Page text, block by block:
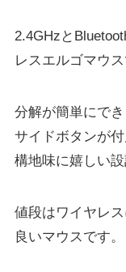
2.4GHzと
レスエルゴマウス
分解が簡単にで
サイドボタンが
構地味に嬉しい設
値段はワイヤレ
良いマウスです。